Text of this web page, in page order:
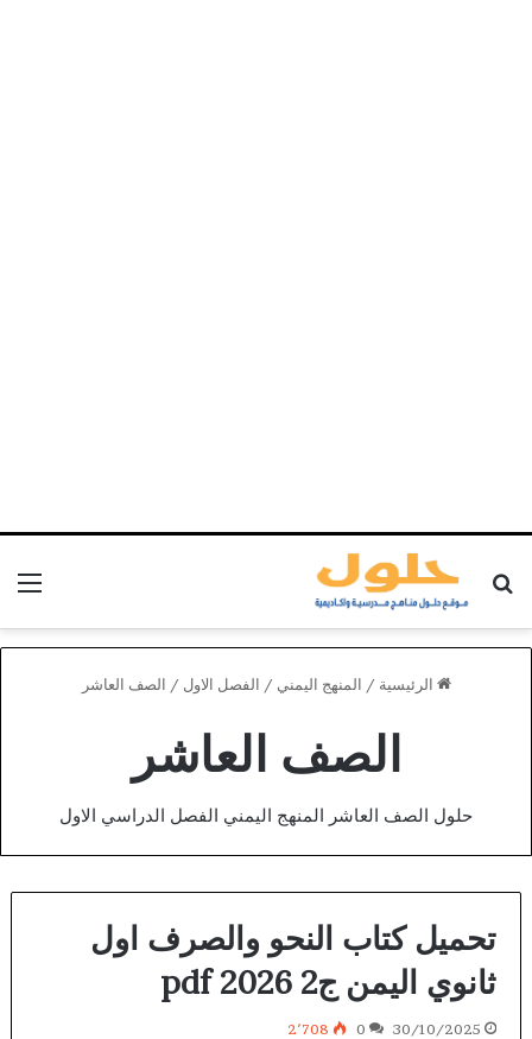
بحث عن
الرئيسية / المنهج اليمني / الفصل الاول / الصف العاشر
الصف العاشر
حلول الصف العاشر المنهج اليمني الفصل الدراسي الاول
تحميل كتاب النحو والصرف اول
ثانوي اليمن ج2 2026 pdf
30/10/2025
0 2٬708